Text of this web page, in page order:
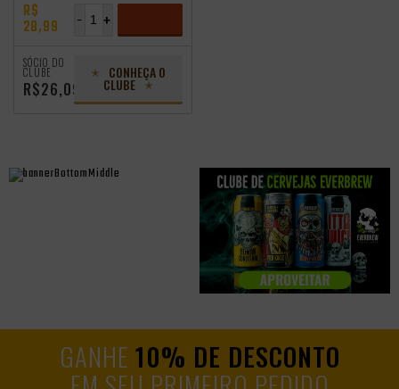
R$
28,99 +
-
SÓCIO DO
CLUBE
R$26,09
CONHEÇA O
CLUBE
GANHE 10% DE DESCONTO